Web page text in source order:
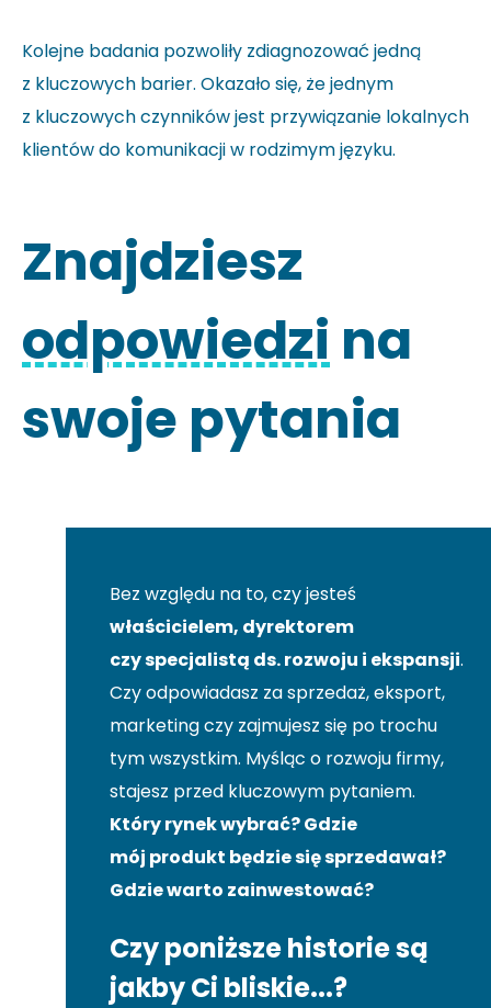
Kolejne badania pozwoliły zdiagnozować jedną
z kluczowych barier. Okazało się, że jednym
z kluczowych czynników jest przywiązanie lokalnych
klientów do komunikacji w rodzimym języku.
Znajdziesz
odpowiedzi na
swoje pytania
Bez względu na to, czy jesteś
właścicielem, dyrektorem
czy specjalistą ds. rozwoju i ekspansji.
Czy odpowiadasz za sprzedaż, eksport,
marketing czy zajmujesz się po trochu
tym wszystkim. Myśląc o rozwoju firmy,
stajesz przed kluczowym pytaniem.
Który rynek wybrać? Gdzie
mój produkt będzie się sprzedawał?
Gdzie warto zainwestować?
Czy poniższe historie są
jakby Ci bliskie...?